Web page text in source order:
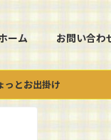
ーム お問い合わ
っとお出掛け